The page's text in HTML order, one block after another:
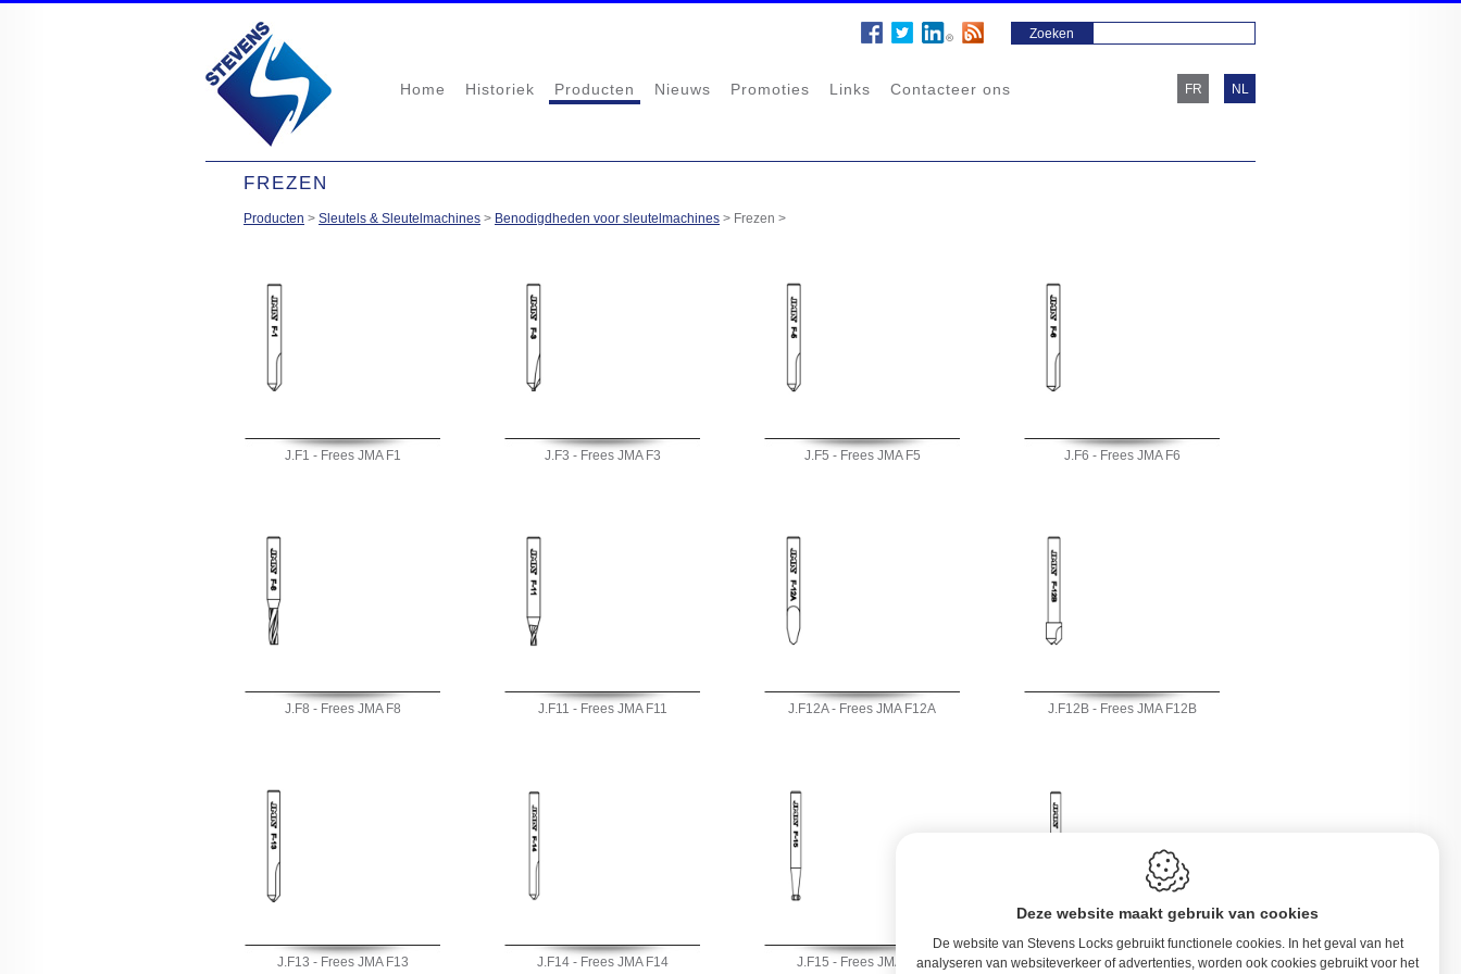
Home Historiek Producten Nieuws Promoties Links Contacteer ons FR NL
FREZEN
Producten > Sleutels & Sleutelmachines > Benodigdheden voor sleutelmachines > Frezen >
J.F1 - Frees JMA F1 J.F3 - Frees JMA F3 J.F5 - Frees JMA F5 J.F6 - Frees JMA F6
J.F8 - Frees JMA F8 J.F11 - Frees JMA F11 J.F12A - Frees JMA F12A J.F12B - Frees JMA F12B
J.F13 - Frees JMA F13 J.F14 - Frees JMA F14 J.F15 - Frees JMA F15 J.F16 - Frees JMA F16
Deze website maakt gebruik van cookies
De website van Stevens Locks gebruikt functionele cookies. In het geval van het
analyseren van websiteverkeer of advertenties, worden ook cookies gebruikt voor het